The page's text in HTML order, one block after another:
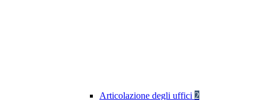
Articolazione degli uffici 2